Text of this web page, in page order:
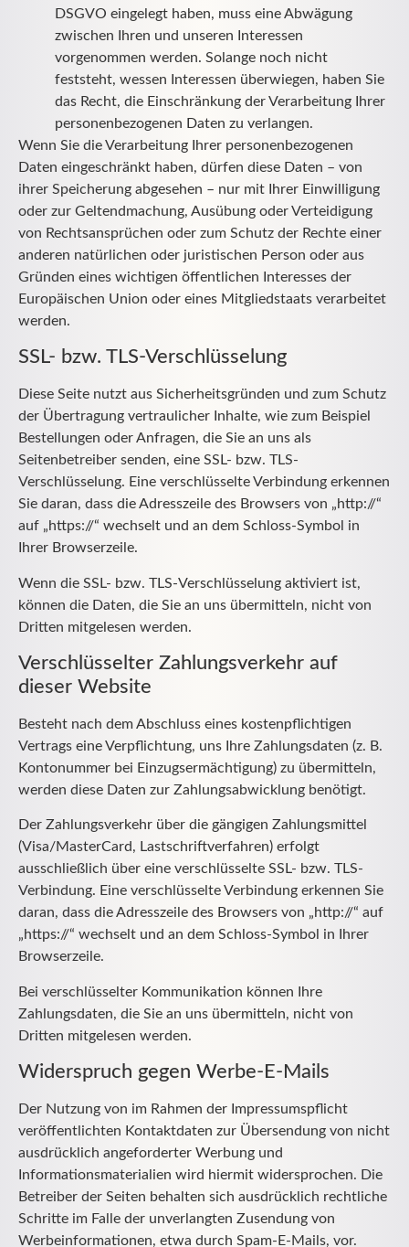
DSGVO eingelegt haben, muss eine Abwägung
zwischen Ihren und unseren Interessen
vorgenommen werden. Solange noch nicht
feststeht, wessen Interessen überwiegen, haben Sie
das Recht, die Einschränkung der Verarbeitung Ihrer
personenbezogenen Daten zu verlangen.
Wenn Sie die Verarbeitung Ihrer personenbezogenen
Daten eingeschränkt haben, dürfen diese Daten – von
ihrer Speicherung abgesehen – nur mit Ihrer Einwilligung
oder zur Geltendmachung, Ausübung oder Verteidigung
von Rechtsansprüchen oder zum Schutz der Rechte einer
anderen natürlichen oder juristischen Person oder aus
Gründen eines wichtigen öffentlichen Interesses der
Europäischen Union oder eines Mitgliedstaats verarbeitet
werden.
SSL- bzw. TLS-Verschlüsselung
Diese Seite nutzt aus Sicherheitsgründen und zum Schutz
der Übertragung vertraulicher Inhalte, wie zum Beispiel
Bestellungen oder Anfragen, die Sie an uns als
Seitenbetreiber senden, eine SSL- bzw. TLS-
Verschlüsselung. Eine verschlüsselte Verbindung erkennen
Sie daran, dass die Adresszeile des Browsers von „http://“
auf „https://“ wechselt und an dem Schloss-Symbol in
Ihrer Browserzeile.
Wenn die SSL- bzw. TLS-Verschlüsselung aktiviert ist,
können die Daten, die Sie an uns übermitteln, nicht von
Dritten mitgelesen werden.
Verschlüsselter Zahlungsverkehr auf
dieser Website
Besteht nach dem Abschluss eines kostenpflichtigen
Vertrags eine Verpflichtung, uns Ihre Zahlungsdaten (z. B.
Kontonummer bei Einzugsermächtigung) zu übermitteln,
werden diese Daten zur Zahlungsabwicklung benötigt.
Der Zahlungsverkehr über die gängigen Zahlungsmittel
(Visa/MasterCard, Lastschriftverfahren) erfolgt
ausschließlich über eine verschlüsselte SSL- bzw. TLS-
Verbindung. Eine verschlüsselte Verbindung erkennen Sie
daran, dass die Adresszeile des Browsers von „http://“ auf
„https://“ wechselt und an dem Schloss-Symbol in Ihrer
Browserzeile.
Bei verschlüsselter Kommunikation können Ihre
Zahlungsdaten, die Sie an uns übermitteln, nicht von
Dritten mitgelesen werden.
Widerspruch gegen Werbe-E-Mails
Der Nutzung von im Rahmen der Impressumspflicht
veröffentlichten Kontaktdaten zur Übersendung von nicht
ausdrücklich angeforderter Werbung und
Informationsmaterialien wird hiermit widersprochen. Die
Betreiber der Seiten behalten sich ausdrücklich rechtliche
Schritte im Falle der unverlangten Zusendung von
Werbeinformationen, etwa durch Spam-E-Mails, vor.